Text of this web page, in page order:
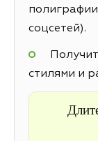
полиграфии
соцсетей).
стилями и